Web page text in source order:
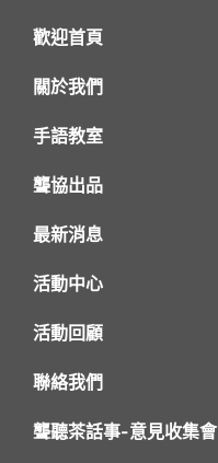
歡迎首頁
關於我們
手語教室
聾協出品
最新消息
活動中心
活動回顧
聯絡我們
聾聽茶話事-意見收集會